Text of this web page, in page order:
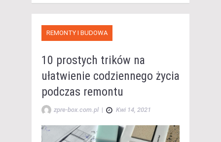
REMONTY I BUDOWA
10 prostych trików na
ułatwienie codziennego życia
podczas remontu
zpre-box.com.pl | Kwi 14, 2021